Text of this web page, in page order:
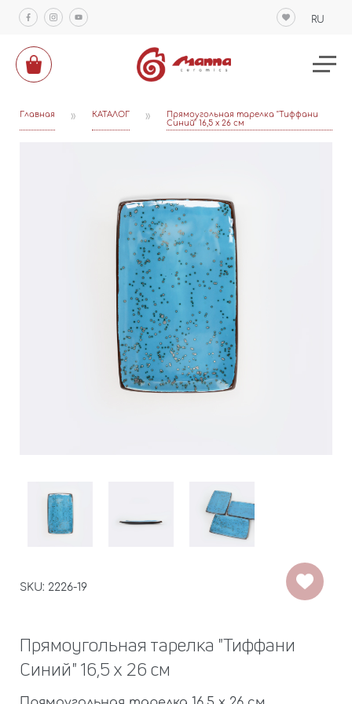
RU
Главная » КАТАЛОГ »
Прямоугольная тарелка "Тиффани
Синий" 16,5 х 26 см
SKU: 2226-19
Прямоугольная тарелка "Тиффани
Синий" 16,5 х 26 см